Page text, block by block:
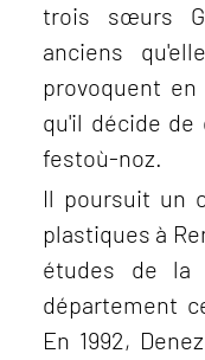
trois sœurs
anciens
provoquent
qu'il décide de
festoù-noz.
Il poursuit un
plastiques à
études de la
département
En 1992,